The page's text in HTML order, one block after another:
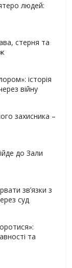
людей:
стерня та
історія
війну
захисника –
до Зали
зв’язки з
суд
та